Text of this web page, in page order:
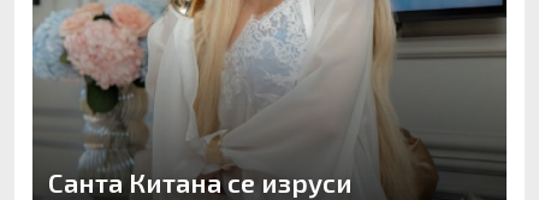
Санта Китана се изруси